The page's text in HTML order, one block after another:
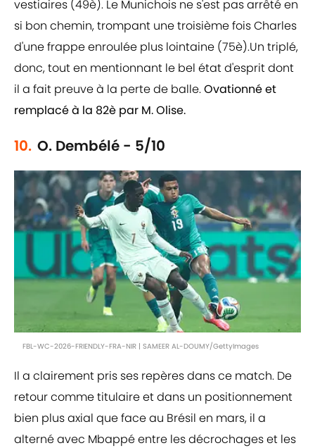
vestiaires (49è). Le Munichois ne s'est pas arrêté en
si bon chemin, trompant une troisième fois Charles
d'une frappe enroulée plus lointaine (75è).Un triplé,
donc, tout en mentionnant le bel état d'esprit dont
il a fait preuve à la perte de balle.Ovationné et
remplacé à la 82è par M. Olise.
10. O. Dembélé - 5/10
FBL-WC-2026-FRIENDLY-FRA-NIR | SAMEER AL-DOUMY/GettyImages
Il a clairement pris ses repères dans ce match. De
retour comme titulaire et dans un positionnement
bien plus axial que face au Brésil en mars, il a
alterné avec Mbappé entre les décrochages et les